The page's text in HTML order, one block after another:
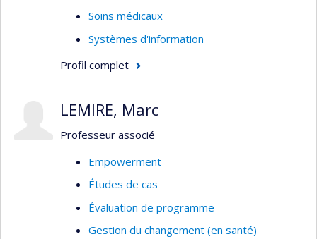
de l’exposition à des substances toxiques par la
s’intéresse au design et à l’évaluation des
performances des stratégies de mesure de
Soins médicaux
Systèmes d'information
Profil complet
LEMIRE, Marc
Professeur associé
Empowerment
Études de cas
Évaluation de programme
Gestion du changement (en santé)